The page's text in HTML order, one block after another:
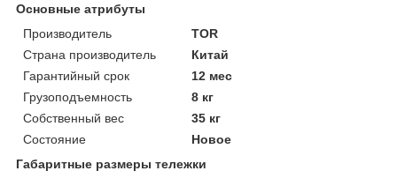
Основные атрибуты
Производитель
TOR
Страна производитель
Китай
Гарантийный срок
12 мес
Грузоподъемность
8 кг
Собственный вес
35 кг
Состояние
Новое
Габаритные размеры тележки